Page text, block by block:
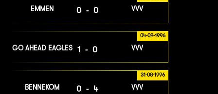
EMMEN 0-0 VVV
04-09-1996
GO AHEAD EAGLES 1-0 VVV
31-08-1996
BENNEKOM 0-4 VVV